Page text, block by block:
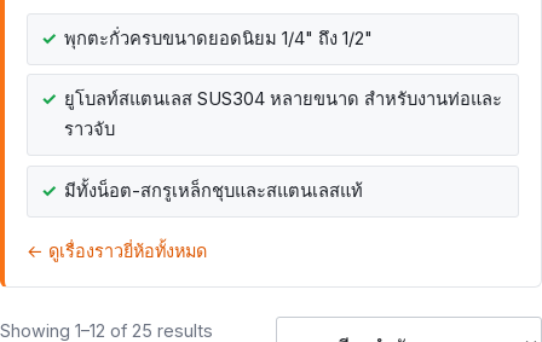
พุกตะกั่วครบขนาดยอดนิยม 1/4" ถึง 1/2"
ยูโบลท์สแตนเลส SUS304 หลายขนาด สำหรับงานท่อและ
ราวจับ
มีทั้งน็อต-สกรูเหล็กชุบและสแตนเลสแท้
← ดูเรื่องราวยี่ห้อทั้งหมด
Showing 1–12 of 25 results